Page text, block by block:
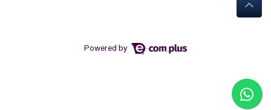
Powered by